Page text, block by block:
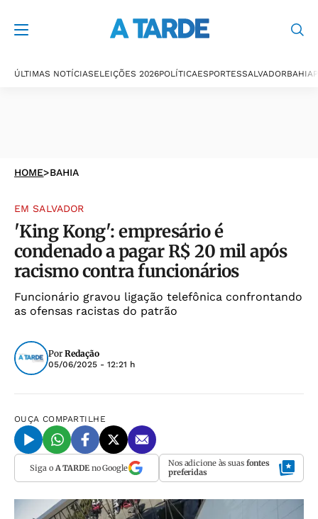
ÚLTIMAS NOTÍCIASELEIÇÕES 2026POLÍTICAESPORTESSALVADORBAHIA
HOME>BAHIA
EM SALVADOR
'King Kong': empresário é
condenado a pagar R$ 20 mil após
racismo contra funcionários
Funcionário gravou ligação telefônica confrontando
as ofensas racistas do patrão
Por Redação
05/06/2025 - 12:21 h
OUÇA COMPARTILHE
Siga o A TARDEno Google Nos adicione às suas fontes
preferidas